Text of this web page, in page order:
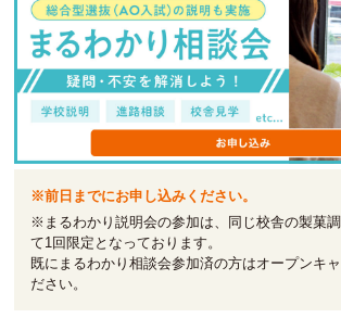
※前日までにお申し込みください。
※まるわかり説明会の参加は、同じ校舎の製菓
て1回限定となっております。
既にまるわかり相談会参加済の方はオープンキ
ださい。